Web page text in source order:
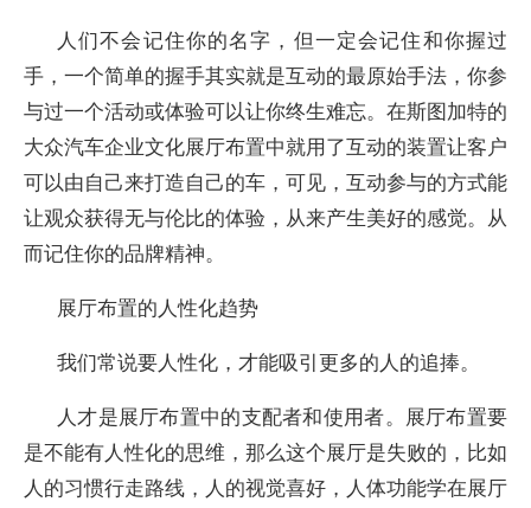
人们不会记住你的名字，但一定会记住和你握过
手，一个简单的握手其实就是互动的最原始手法，你参
与过一个活动或体验可以让你终生难忘。在斯图加特的
大众汽车企业文化展厅布置中就用了互动的装置让客户
可以由自己来打造自己的车，可见，互动参与的方式能
让观众获得无与伦比的体验，从来产生美好的感觉。从
而记住你的品牌精神。
展厅布置的人性化趋势
我们常说要人性化，才能吸引更多的人的追捧。
人才是展厅布置中的支配者和使用者。展厅布置要
是不能有人性化的思维，那么这个展厅是失败的，比如
人的习惯行走路线，人的视觉喜好，人体功能学在展厅